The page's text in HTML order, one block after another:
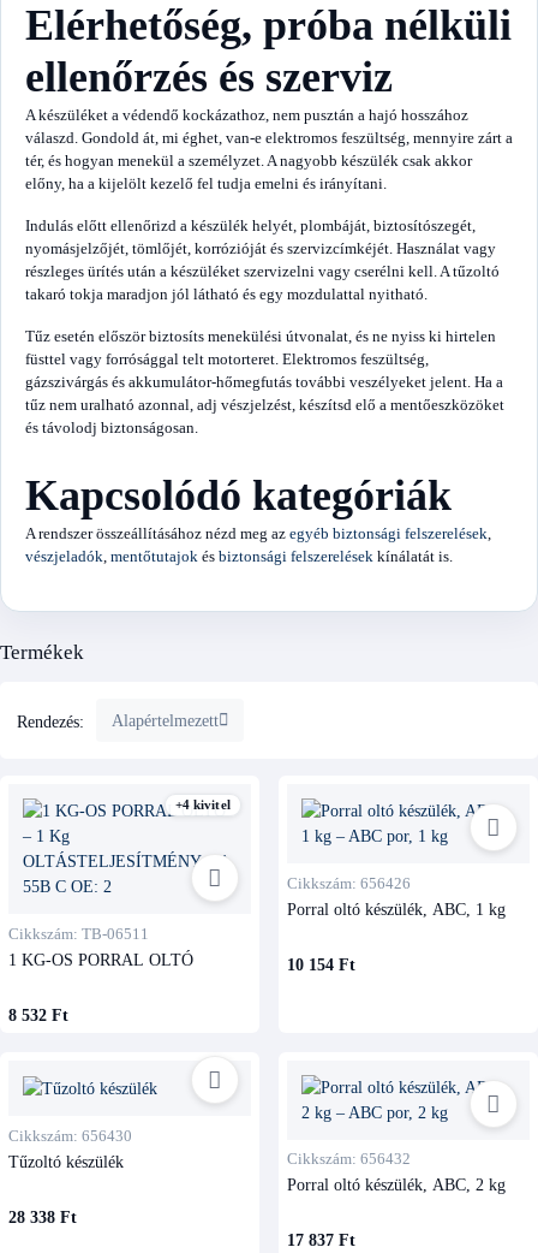
Elérhetőség, próba nélküli
ellenőrzés és szerviz
A készüléket a védendő kockázathoz, nem pusztán a hajó hosszához
válaszd. Gondold át, mi éghet, van-e elektromos feszültség, mennyire zárt a
tér, és hogyan menekül a személyzet. A nagyobb készülék csak akkor
előny, ha a kijelölt kezelő fel tudja emelni és irányítani.
Indulás előtt ellenőrizd a készülék helyét, plombáját, biztosítószegét,
nyomásjelzőjét, tömlőjét, korrózióját és szervizcímkéjét. Használat vagy
részleges ürítés után a készüléket szervizelni vagy cserélni kell. A tűzoltó
takaró tokja maradjon jól látható és egy mozdulattal nyitható.
Tűz esetén először biztosíts menekülési útvonalat, és ne nyiss ki hirtelen
füsttel vagy forrósággal telt motorteret. Elektromos feszültség,
gázszivárgás és akkumulátor-hőmegfutás további veszélyeket jelent. Ha a
tűz nem uralható azonnal, adj vészjelzést, készítsd elő a mentőeszközöket
és távolodj biztonságosan.
Kapcsolódó kategóriák
A rendszer összeállításához nézd meg az egyéb biztonsági felszerelések
vészjeladók mentőtutajok és biztonsági felszerelések kínálatát is.
Termékek
Rendezés: Alapértelmezett
+4 kivitel
Cikkszám: TB-06511
1 KG-OS PORRAL OLTÓ
8 532 Ft
Cikkszám: 656426
Porral oltó készülék, ABC, 1 kg
10 154 Ft
Cikkszám: 656430
Tűzoltó készülék
28 338 Ft
Cikkszám: 656432
Porral oltó készülék, ABC, 2 kg
17 837 Ft